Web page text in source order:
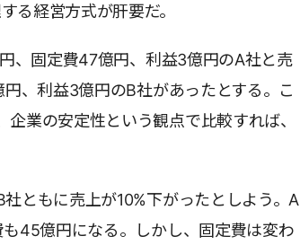
る経営方式が肝要だ。
、固定費47億円、利益3億円のA社と売
、利益3億円のB社があったとする。こ
業の安定性という観点で比較すれば、
ともに売上が10%下がったとしよう。A
45億円になる。しかし、固定費は変わ